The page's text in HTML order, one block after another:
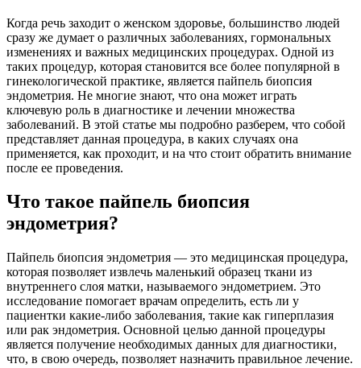
Когда речь заходит о женском здоровье, большинство людей
сразу же думает о различных заболеваниях, гормональных
изменениях и важных медицинских процедурах. Одной из
таких процедур, которая становится все более популярной в
гинекологической практике, является пайпель биопсия
эндометрия. Не многие знают, что она может играть
ключевую роль в диагностике и лечении множества
заболеваний. В этой статье мы подробно разберем, что собой
представляет данная процедура, в каких случаях она
применяется, как проходит, и на что стоит обратить внимание
после ее проведения.
Что такое пайпель биопсия
эндометрия?
Пайпель биопсия эндометрия — это медицинская процедура,
которая позволяет извлечь маленький образец ткани из
внутреннего слоя матки, называемого эндометрием. Это
исследование помогает врачам определить, есть ли у
пациентки какие-либо заболевания, такие как гиперплазия
или рак эндометрия. Основной целью данной процедуры
является получение необходимых данных для диагностики,
что, в свою очередь, позволяет назначить правильное лечение.